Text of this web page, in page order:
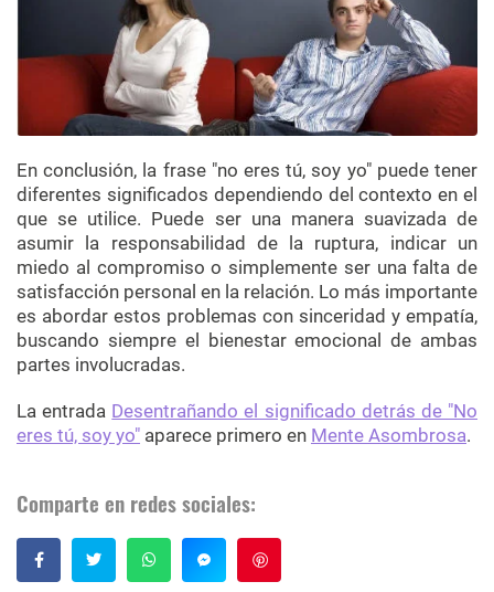
En conclusión, la frase "no eres tú, soy yo" puede tener
diferentes significados dependiendo del contexto en el
que se utilice. Puede ser una manera suavizada de
asumir la responsabilidad de la ruptura, indicar un
miedo al compromiso o simplemente ser una falta de
satisfacción personal en la relación. Lo más importante
es abordar estos problemas con sinceridad y empatía,
buscando siempre el bienestar emocional de ambas
partes involucradas.
La entrada Desentrañando el significado detrás de "No
eres tú, soy yo" aparece primero en Mente Asombrosa.
Comparte en redes sociales: